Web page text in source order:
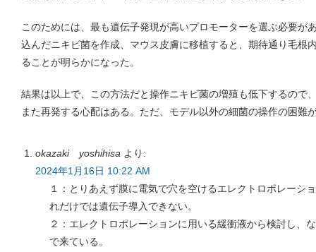
このためには、最も遺伝子発現が高いプロモーターを選ぶ必要が
込んだニキビ菌を作成、マウス皮膚に移植すると、期待通り毛根
ることが明らかになった。
結果は以上で、この方法だと操作ニキビ菌の増殖も低下するので
また再発する心配はある。ただ、モデル以外の細菌の操作の困難
okazaki yoshihisa より:
2024年1月16日 10:22 AM
１：とりあえず膜に電気で穴を空けるエレクトロポレーシ
れだけでは遺伝子導入できない。
２：エレクトロポレーションに用いる緩衝液から検討し、
で来ている。